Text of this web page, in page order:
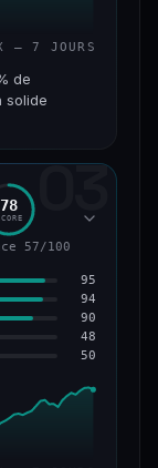
— 7 JOURS
de
solide
H
50/100
03
78
57/100
95
94
90
48
50